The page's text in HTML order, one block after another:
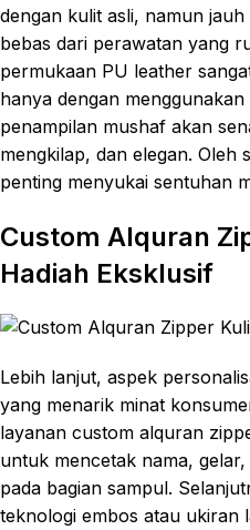
dengan kulit asli, namun
bebas dari perawatan yang
permukaan PU leather
hanya dengan
penampilan mushaf akan
mengkilap, dan elegan. Oleh
penting menyukai sentuhan
Custom Alquran
Hadiah Eksklusif
Lebih lanjut, aspek
yang menarik minat
layanan custom alquran
untuk mencetak nama,
pada bagian sampul.
teknologi embos atau ukiran